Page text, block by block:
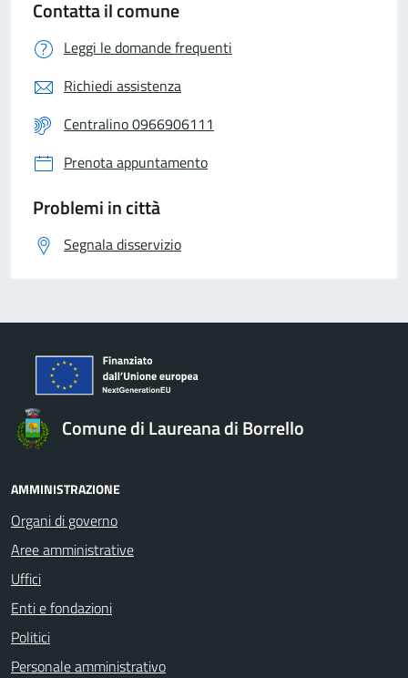
Contatta il comune
Leggi le domande frequenti
Richiedi assistenza
Centralino 0966906111
Prenota appuntamento
Problemi in città
Segnala disservizio
Comune di Laureana di Borrello
AMMINISTRAZIONE
Organi di governo
Aree amministrative
Uffici
Enti e fondazioni
Politici
Personale amministrativo